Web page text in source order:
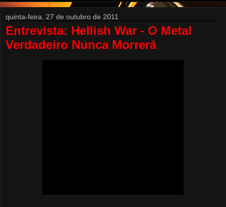
quinta-feira, 27 de outubro de 2011
Entrevista: Hellish War - O Metal
Verdadeiro Nunca Morrerá